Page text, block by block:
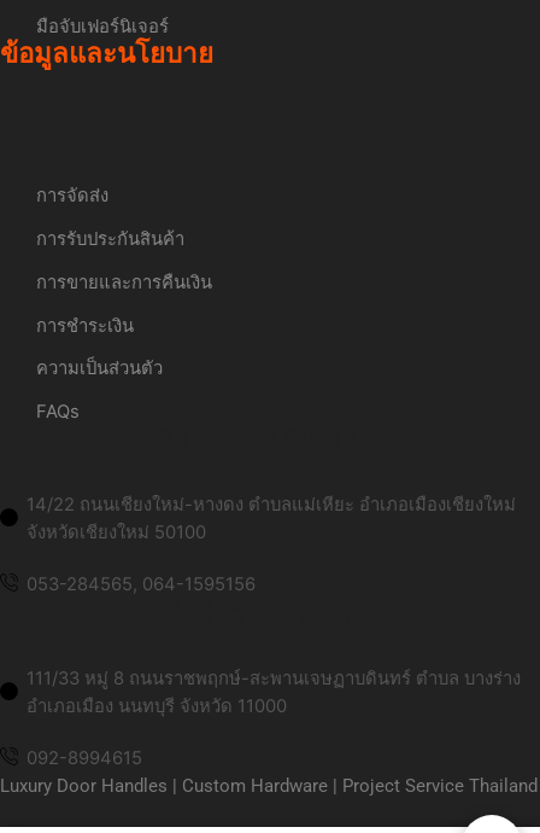
มือจับเฟอร์นิเจอร์
ข้อมูลและนโยบาย
การจัดส่ง
การรับประกันสินค้า
การขายและการคืนเงิน
การชำระเงิน
ความเป็นส่วนตัว
FAQs
14/22 ถนนเชียงใหม่-หางดง ตำบลแม่เหียะ อำเภอเมืองเชียงใหม่
จังหวัดเชียงใหม่ 50100
053-284565, 064-1595156
111/33 หมู่ 8 ถนนราชพฤกษ์-สะพานเจษฏาบดินทร์ ตำบล บางร่าง
อำเภอเมือง นนทบุรี จังหวัด 11000
092-8994615
Luxury Door Handles | Custom Hardware | Project Service Thailand